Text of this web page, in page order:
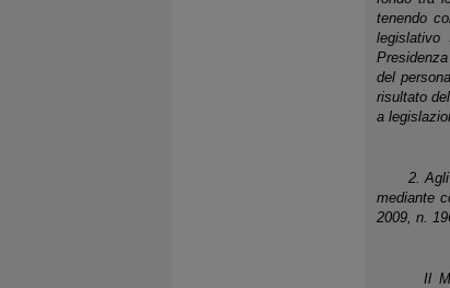
tenendo
legislativo
del
risultato
a
2. Agli
mediante
2009, n.
Il